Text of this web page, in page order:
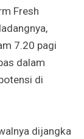
Fresh
7.20 pagi
dalam
di
dijangka